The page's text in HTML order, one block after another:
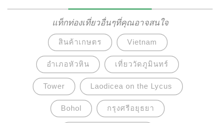
ประวัติศาสตร์ของกลุ่มคอมมิวนิสต์ในอดีตซ่อนตัวอยู่
ภายในป่าอีกด้วยแท็กท่องเที่ยวอื่นๆที่คุณอาจสนใจ
สินค้าเกษตร Vietnam
อำเภอหัวหิน เที่ยววัดภูมินทร์
Tower Laodicea on the Lycus
Bohol กรุงศรีอยุธยา